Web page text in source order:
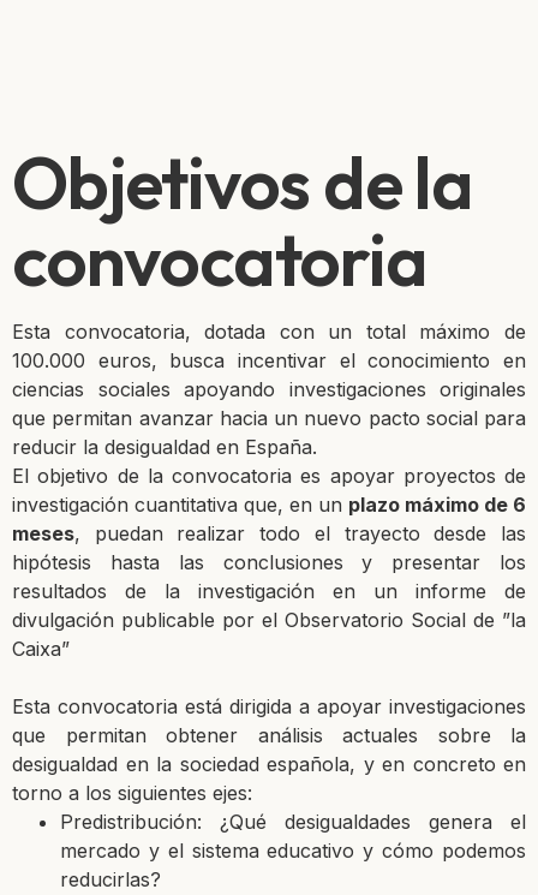
Objetivos de la
convocatoria
Esta convocatoria, dotada con un total máximo de
100.000 euros, busca incentivar el conocimiento en
ciencias sociales apoyando investigaciones originales
que permitan avanzar hacia un nuevo pacto social para
reducir la desigualdad en España.
El objetivo de la convocatoria es apoyar proyectos de
investigación cuantitativa que, en un plazo máximo de 6
meses, puedan realizar todo el trayecto desde las
hipótesis hasta las conclusiones y presentar los
resultados de la investigación en un informe de
divulgación publicable por el Observatorio Social de ”la
Caixa”
Esta convocatoria está dirigida a apoyar investigaciones
que permitan obtener análisis actuales sobre la
desigualdad en la sociedad española, y en concreto en
torno a los siguientes ejes:
Predistribución: ¿Qué desigualdades genera el
mercado y el sistema educativo y cómo podemos
reducirlas?